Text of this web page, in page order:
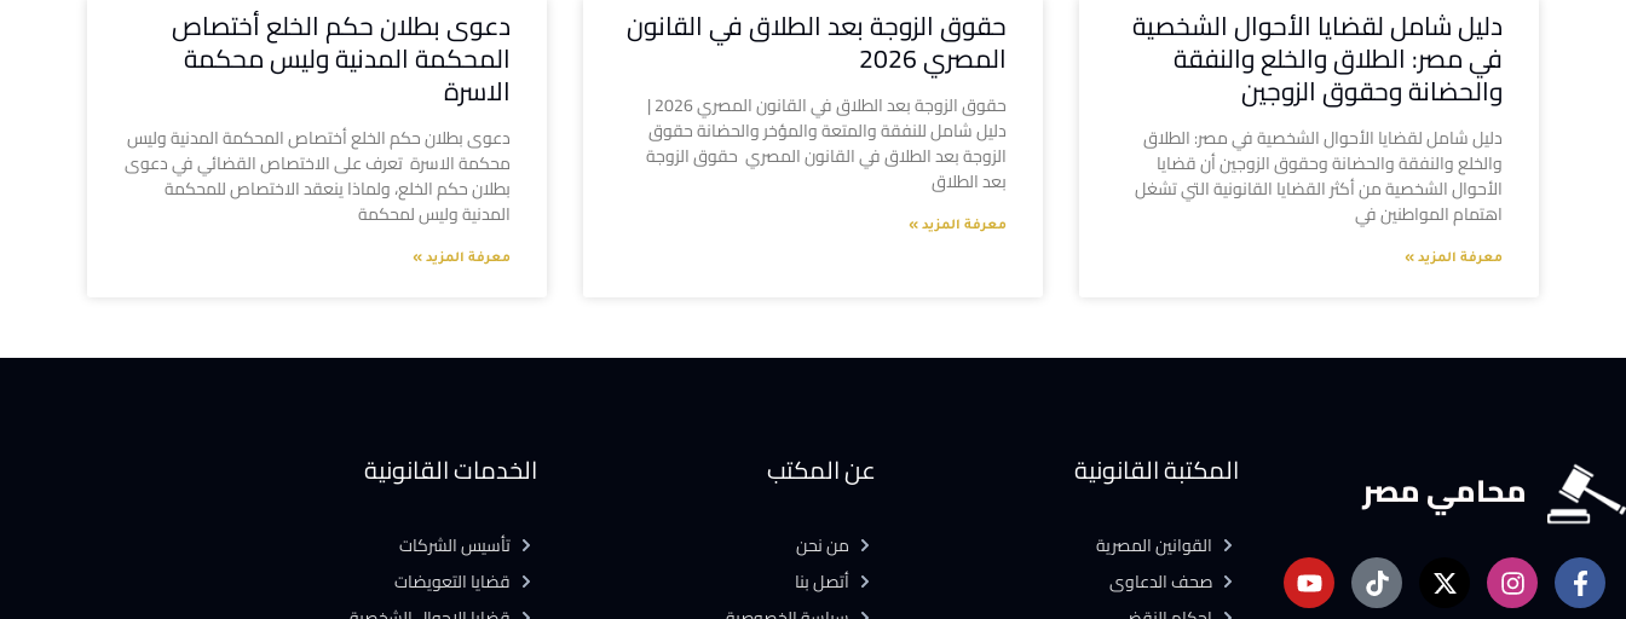
دليل شامل لقضايا الأحوال الشخصية
في مصر: الطلاق والخلع والنفقة
والحضانة وحقوق الزوجين
دليل شامل لقضايا الأحوال الشخصية في مصر: الطلاق
والخلع والنفقة والحضانة وحقوق الزوجين أن قضايا
الأحوال الشخصية من أكثر القضايا القانونية التي تشغل
اهتمام المواطنين في
معرفة المزيد »
حقوق الزوجة بعد الطلاق في القانون
المصري 2026
حقوق الزوجة بعد الطلاق في القانون المصري 2026 |
دليل شامل للنفقة والمتعة والمؤخر والحضانة حقوق
الزوجة بعد الطلاق في القانون المصري حقوق الزوجة
بعد الطلاق
معرفة المزيد »
دعوى بطلان حكم الخلع أختصاص
المحكمة المدنية وليس محكمة
الاسرة
دعوى بطلان حكم الخلع أختصاص المحكمة المدنية وليس
محكمة الاسرة تعرف على الاختصاص القضائي في دعوى
بطلان حكم الخلع، ولماذا ينعقد الاختصاص للمحكمة
المدنية وليس لمحكمة
معرفة المزيد »
محامي مصر المكتبة القانونية
القوانين المصرية
صحف الدعاوى
عن المكتب
من نحن
أتصل بنا
الخدمات القانونية
تأسيس الشركات
قضايا التعويضات